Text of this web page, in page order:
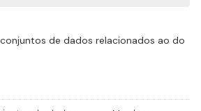
de dados relacionados ao do